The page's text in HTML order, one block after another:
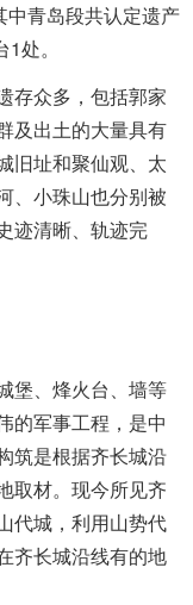
青岛段共认定遗产
处。
存众多，包括郭家
及出土的大量具有
旧址和聚仙观、太
、小珠山也分别被
迹清晰、轨迹完
堡、烽火台、墙等
的军事工程，是中
筑是根据齐长城沿
取材。现今所见齐
代城，利用山势代
齐长城沿线有的地